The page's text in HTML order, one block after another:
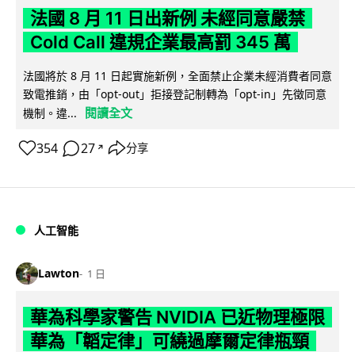
法國 8 月 11 日出新例 未經同意嚴禁
Cold Call 違規企業最高罰 345 萬
法國將於 8 月 11 日起實施新例，全面禁止企業未經消費者同意
致電推銷，由「opt-out」拒接登記制轉為「opt-in」先徵同意
機制。違...
閱讀全文
354 27 ↗ 分享
人工智能
Lawton 1 日
華為科學家警告 NVIDIA 已近物理極限
華為「韜定律」可繞過摩爾定律瓶頸